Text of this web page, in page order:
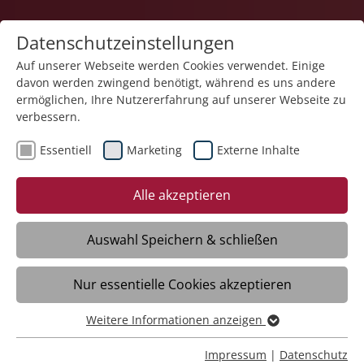
Karriere
Pflegefachkraft (m/w/d)
Datenschutzeinstellungen
Auf unserer Webseite werden Cookies verwendet. Einige
davon werden zwingend benötigt, während es uns andere
ermöglichen, Ihre Nutzererfahrung auf unserer Webseite zu
verbessern.
Essentiell Marketing Externe Inhalte
Alle akzeptieren
Auswahl Speichern & schließen
Nur essentielle Cookies akzeptieren
Essentiell
Essentielle Cookies werden für grundlegende Funktionen
Weitere Informationen anzeigen
Impressum | Datenschutz